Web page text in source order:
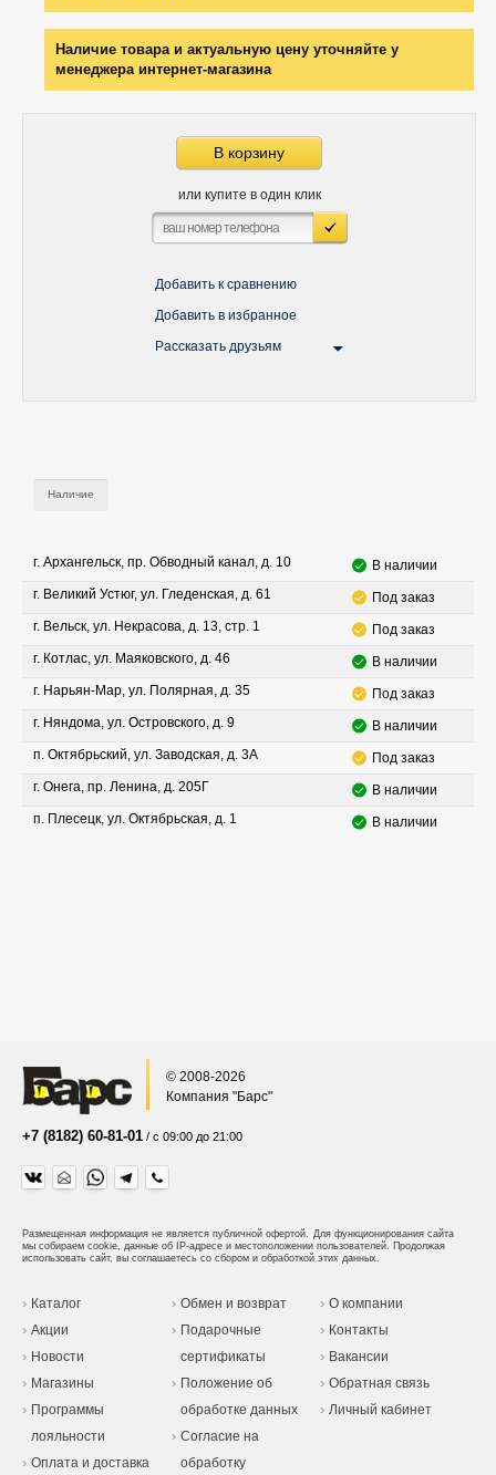
Наличие товара и актуальную цену уточняйте у
менеджера интернет-магазина
В корзину
или купите в один клик
Добавить к сравнению
Добавить в избранное
Рассказать друзьям
Наличие
г. Архангельск, пр. Обводный канал, д. 10
В наличии
г. Великий Устюг, ул. Гледенская, д. 61
Под заказ
г. Вельск, ул. Некрасова, д. 13, стр. 1
Под заказ
г. Котлас, ул. Маяковского, д. 46
В наличии
г. Нарьян-Мар, ул. Полярная, д. 35
Под заказ
г. Няндома, ул. Островского, д. 9
В наличии
п. Октябрьский, ул. Заводская, д. 3А
Под заказ
г. Онега, пр. Ленина, д. 205Г
В наличии
п. Плесецк, ул. Октябрьская, д. 1
В наличии
© 2008-2026
Компания "Барс"
+7 (8182) 60-81-01 / с 09:00 до 21:00
Размещенная информация не является публичной офертой. Для функционирования сайта
мы собираем cookie, данные об IP-адресе и местоположении пользователей. Продолжая
использовать сайт, вы соглашаетесь со сбором и обработкой этих данных.
Каталог
Акции
Новости
Магазины
Программы
лояльности
Оплата и доставка
Обмен и возврат
Подарочные
сертификаты
Положение об
обработке данных
Согласие на
обработку
О компании
Контакты
Вакансии
Обратная связь
Личный кабинет